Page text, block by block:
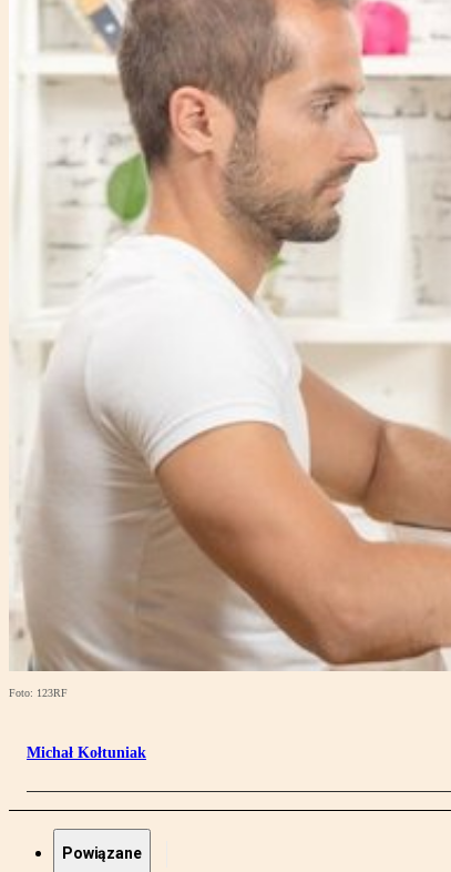
Foto: 123RF
Michał Kołtuniak
Powiązane